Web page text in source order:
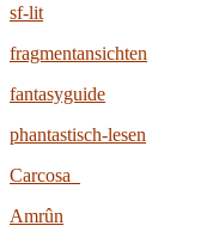
sf-lit
fragmentansichten
fantasyguide
phantastisch-lesen
Carcosa
Amrûn